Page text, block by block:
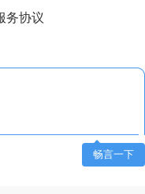
务协议
畅言一下